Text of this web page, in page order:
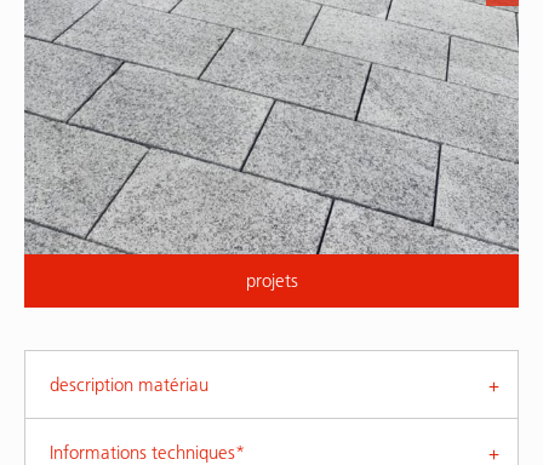
projets
description matériau
Informations techniques*